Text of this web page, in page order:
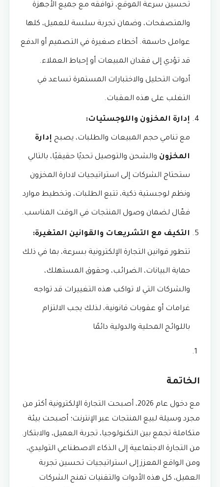
تحسين سرعة الموقع، توافقه مع جميع الأجهزة
والمتصفحات، وضمان تجربة سلسة للعميل، كلها
عوامل حاسمة. أخطاء صغيرة في التصميم أو الدفع
قد تؤدي إلى فقدان المبيعات أو إحباط العملاء.
أدوات التحليل والاختبارات المستمرة تساعد في
التغلب على هذه العقبات.
إدارة المخزون واللوجستيات:
مع تنامي حجم المبيعات والطلبات، يصبح إدارة
المخزون والشحن والتوصيل تحديًا حقيقيًا، بالتالي
ستحتاج الشركات إلى استراتيجيات لادارة المخزون
ونظم لوجستية ذكية، تتبع الطلبات، وتخطيط موارد
فعّال لضمان وصول المنتجات في الوقت المناسب.
التكيف مع التشريعات والقوانين المتغيرة:
تتطور قوانين التجارة الإلكترونية بسرعة، بما في ذلك
حماية البيانات، الضرائب، وحقوق المستهلك،
والشركات التي لا تواكب هذه التغييرات قد تواجه
غرامات أو عقوبات قانونية، لذلك يجب الالتزام
باللوائح المحلية والدولية دائمًا
الخاتمة
مع دخول عام 2026، أصبحت التجارة الإلكترونية أكثر من
مجرد وسيلة لبيع المنتجات عبر الإنترنت؛ أصبحت بيئة
متكاملة تجمع بين التكنولوجيا، تجربة العميل، والابتكار.
من التجارة الاجتماعية إلى الذكاء الاصطناعي التوليدي،
ومن الواقع المعزز إلى استراتيجيات تحسين تجربة
العميل، كل هذه الأدوات والتقنيات تمنح الشركات